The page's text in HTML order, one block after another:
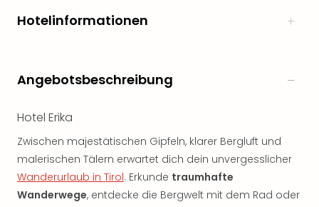
Hotelinformationen
Angebotsbeschreibung
Hotel Erika
Zwischen majestätischen Gipfeln, klarer Bergluft und
malerischen Tälern erwartet dich dein unvergesslicher
Wanderurlaub in Tirol. Erkunde traumhafte
Wanderwege, entdecke die Bergwelt mit dem Rad oder